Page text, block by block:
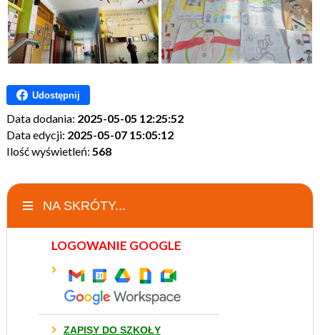
Udostępnij
Data dodania: 2025-05-05 12:25:52
Data edycji: 2025-05-07 15:05:12
Ilość wyświetleń: 568
NA SKRÓTY...
LOGOWANIE GOOGLE
ZAPISY DO SZKOŁY